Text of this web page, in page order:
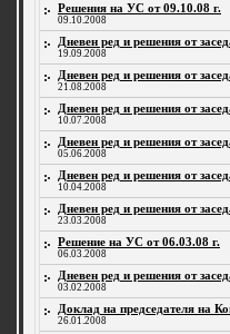
Решения на УС от 09.10.08 г.
09.10.2008
Дневен ред и решения от
19.09.2008
Дневен ред и решения от
21.08.2008
Дневен ред и решения от
10.07.2008
Дневен ред и решения от
05.06.2008
Дневен ред и решения от
10.04.2008
Дневен ред и решения от
23.03.2008
Решение на УС от 06.03.08 г.
06.03.2008
Дневен ред и решения от
03.02.2008
Доклад на председателя на
26.01.2008